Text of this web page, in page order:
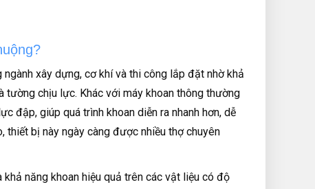
xây dựng, cơ khí và thi công lắp đặt nhờ khả
tường chịu lực. Khác với máy khoan thông thường
đập, giúp quá trình khoan diễn ra nhanh hơn, dễ
thiết bị này ngày càng được nhiều thợ chuyên
năng khoan hiệu quả trên các vật liệu có độ